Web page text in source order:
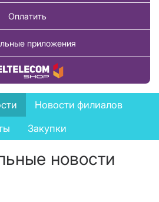
Оплатить
приложения
Купить товар
Новости филиалов
Закупки
новости